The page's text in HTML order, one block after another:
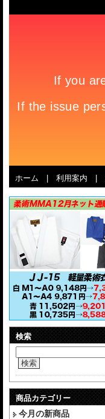
ホーム 利用案内
検索
検索
商品カテゴリー
今月の新商品